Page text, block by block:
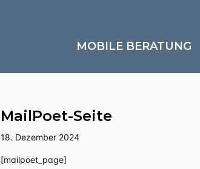
MOBILE BERATUNG
MailPoet-Seite
18. Dezember 2024
[mailpoet_page]